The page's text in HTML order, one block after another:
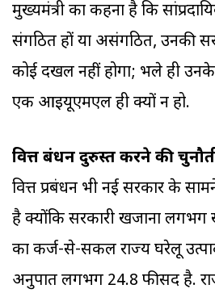
मुख्यमंत्री का कहना है कि
संगठित हों या असंगठित, उनकी
कोई दखल नहीं होगा; भले ही
एक आइयूएमएल ही क्यों न हो.
वित्त प्रबंधन दुरुस्त करने की
वित्त प्रबंधन भी नई सरकार के
है क्योंकि सरकारी खजाना लगभग
का कर्ज-से-सकल राज्य घरेलू
अनुपात लगभग 24.8 फीसद है.